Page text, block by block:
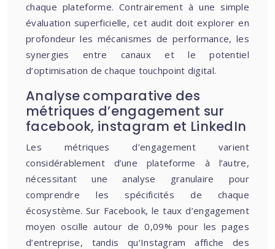
chaque plateforme. Contrairement à une simple
évaluation superficielle, cet audit doit explorer en
profondeur les mécanismes de performance, les
synergies entre canaux et le potentiel
d’optimisation de chaque touchpoint digital.
Analyse comparative des
métriques d’engagement sur
facebook, instagram et LinkedIn
Les métriques d’engagement varient
considérablement d’une plateforme à l’autre,
nécessitant une analyse granulaire pour
comprendre les spécificités de chaque
écosystème. Sur Facebook, le taux d’engagement
moyen oscille autour de 0,09% pour les pages
d’entreprise, tandis qu’Instagram affiche des